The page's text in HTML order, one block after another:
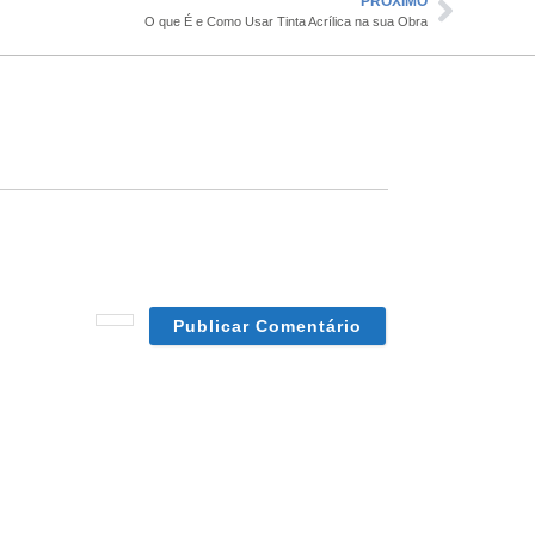
O que É e Como Usar Tinta Acrílica na sua Obra